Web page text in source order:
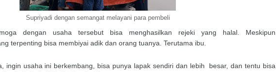
Supriyadi dengan semangat melayani para pembeli
dengan usaha tersebut bisa menghasilkan rejeki yang halal. Meskipun
terpenting bisa membiyai adik dan orang tuanya. Terutama ibu.
ingin usaha ini berkembang, bisa punya lapak sendiri dan lebih besar, dan tentu bisa